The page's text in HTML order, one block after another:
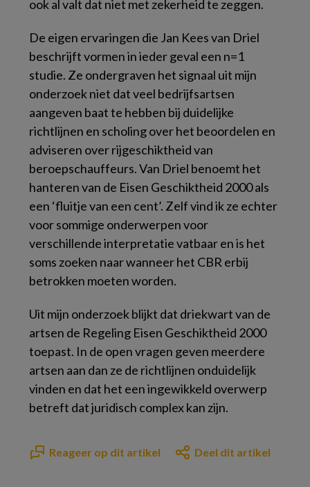
ook al valt dat niet met zekerheid te zeggen.
De eigen ervaringen die Jan Kees van Driel
beschrijft vormen in ieder geval een n=1
studie. Ze ondergraven het signaal uit mijn
onderzoek niet dat veel bedrijfsartsen
aangeven baat te hebben bij duidelijke
richtlijnen en scholing over het beoordelen en
adviseren over rijgeschiktheid van
beroepschauffeurs. Van Driel benoemt het
hanteren van de Eisen Geschiktheid 2000 als
een ‘fluitje van een cent’. Zelf vind ik ze echter
voor sommige onderwerpen voor
verschillende interpretatie vatbaar en is het
soms zoeken naar wanneer het CBR erbij
betrokken moeten worden.
Uit mijn onderzoek blijkt dat driekwart van de
artsen de Regeling Eisen Geschiktheid 2000
toepast. In de open vragen geven meerdere
artsen aan dan ze de richtlijnen onduidelijk
vinden en dat het een ingewikkeld overwerp
betreft dat juridisch complex kan zijn.
Reageer op dit artikel Deel dit artikel